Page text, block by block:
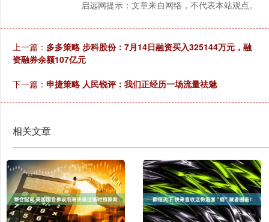
启远网提示：文章来自网络，不代表本站观点。
上一篇： 多多策略 步科股份：7月14日融资买入325144万元，融
资融券余额107亿元
下一篇： 申捷策略 人民锐评：我们正经历一场流量祛魅
相关文章